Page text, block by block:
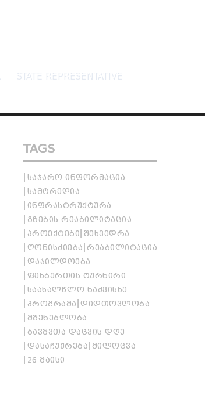
STATE REPRESENTATIVE
TAGS
ᲡᲐᲯᲐᲠᲝ ᲘᲜᲤᲝᲠᲛᲐᲪᲘᲐ
ᲡᲐᲛᲢᲠᲔᲓᲘᲐ
ᲘᲜᲤᲠᲐᲡᲢᲠᲣᲥᲢᲣᲠᲐ
ᲒᲖᲔᲑᲘᲡ ᲠᲔᲐᲑᲘᲚᲘᲢᲐᲪᲘᲐ
ᲞᲠᲝᲔᲥᲢᲔᲑᲘ ᲨᲔᲮᲕᲔᲓᲠᲐ
ᲦᲝᲜᲘᲡᲫᲘᲔᲑᲐ ᲠᲔᲐᲑᲘᲚᲘᲢᲐᲪᲘᲐ
ᲓᲐᲯᲘᲚᲓᲝᲔᲑᲐ
ᲤᲔᲮᲑᲣᲠᲗᲘᲡ ᲢᲣᲠᲜᲘᲠᲘ
ᲡᲐᲐᲮᲐᲚᲬᲚᲝ ᲜᲐᲫᲕᲘᲡᲮᲔ
ᲞᲠᲝᲒᲠᲐᲛᲐ ᲓᲘᲓᲗᲝᲕᲚᲝᲑᲐ
ᲛᲨᲔᲜᲔᲑᲚᲝᲑᲐ
ᲑᲐᲕᲨᲕᲗᲐ ᲓᲐᲪᲕᲘᲡ ᲓᲦᲔ
ᲓᲐᲡᲐᲩᲣᲥᲠᲔᲑᲐ ᲛᲘᲚᲝᲪᲕᲐ
26 ᲛᲐᲘᲡᲘ